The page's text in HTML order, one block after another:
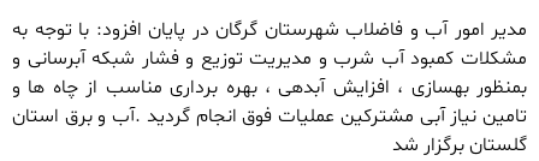
مدیر امور آب و فاضلاب شهرستان گرگان در پایان افزود: با توجه به
مشکلات کمبود آب شرب و مدیریت توزیع و فشار شبکه آبرسانی و
بمنظور بهسازی ، افزایش آبدهی ، بهره برداری مناسب از چاه ها و
تامین نیاز آبی مشترکین عملیات فوق انجام گردید .آب و برق استان
گلستان برگزار شد